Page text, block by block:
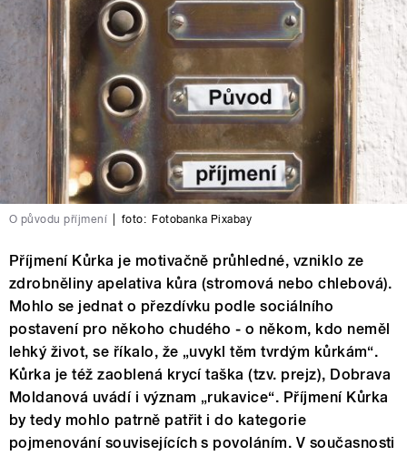
O původu příjmení foto: Fotobanka Pixabay
Příjmení Kůrka je motivačně průhledné, vzniklo ze
zdrobněliny apelativa kůra (stromová nebo chlebová).
Mohlo se jednat o přezdívku podle sociálního
postavení pro někoho chudého ‒ o někom, kdo neměl
lehký život, se říkalo, že „uvykl těm tvrdým kůrkám“.
Kůrka je též zaoblená krycí taška (tzv. prejz), Dobrava
Moldanová uvádí i význam „rukavice“. Příjmení Kůrka
by tedy mohlo patrně patřit i do kategorie
pojmenování souvisejících s povoláním. V současnosti